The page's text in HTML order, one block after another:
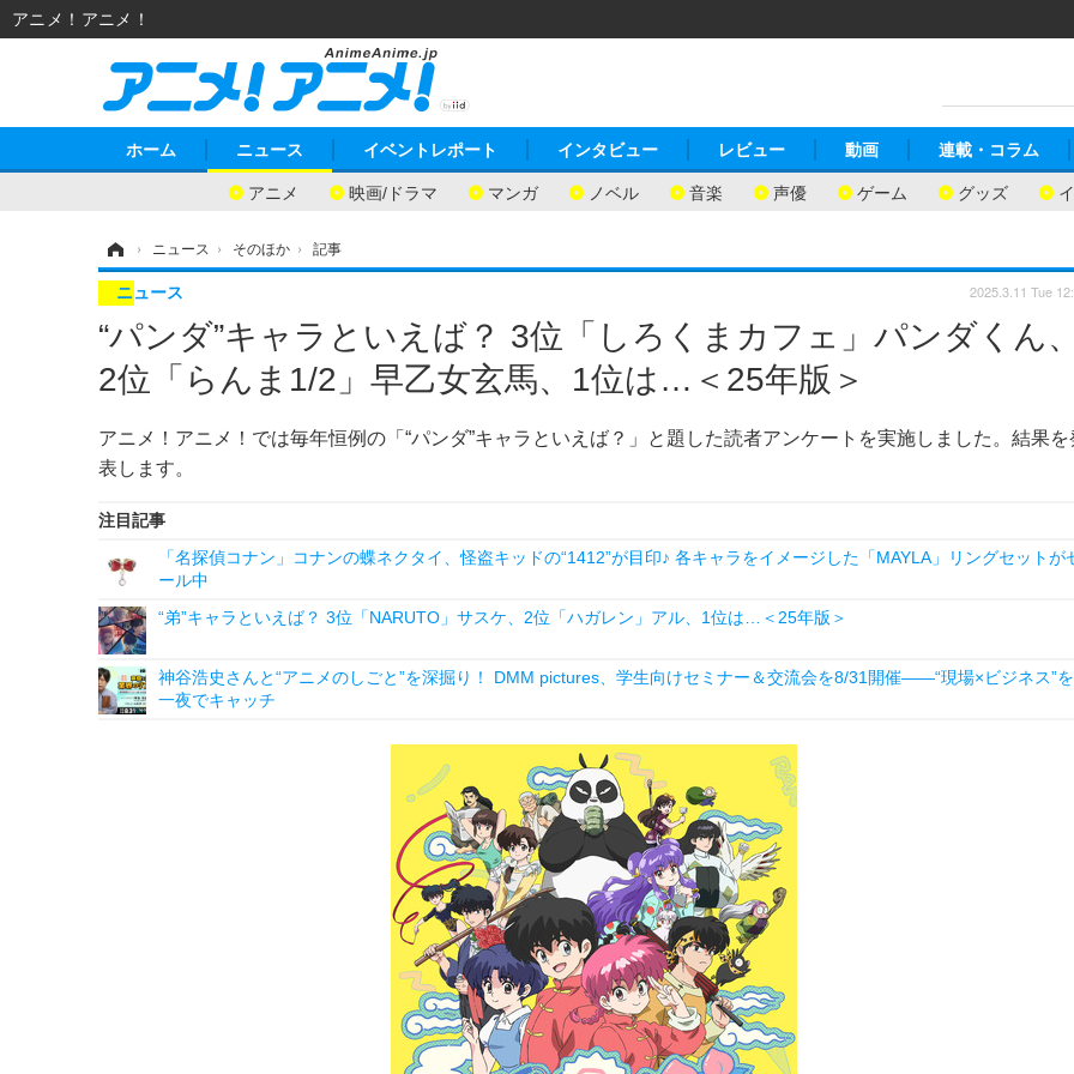
ホーム ニュース
アニメ 映画/ドラマ マンガ ノベル 音楽 声優 ゲーム グッズ
イベントレポート インタビュー レビュー 動画 連載・コラム
› ニュース › そのほか › 記事
“パンダ”キャラといえば？ 3位「しろくまカフェ」パンダくん
2位「らんま1/2」早乙女玄馬、1位は…＜25年版＞
アニメ！アニメ！では毎年恒例の「“パンダ”キャラといえば？」と題した読者アンケートを実施しました。結果を
表します。
ニュース 2025.3.11 Tue
注目記事
「名探偵コナン」コナンの蝶ネクタイ、怪盗キッドの“1412”が目印♪ 各キャラをイメージした「MAYLA」リングセットが
ール中
“弟”キャラといえば？ 3位「NARUTO」サスケ、2位「ハガレン」アル、1位は…＜25年版＞
神谷浩史さんと“アニメのしごと”を深掘り！ DMM pictures、学生向けセミナー＆交流会を8/31開催――“現場×ビジネス”を
一夜でキャッチ
アニメ！アニメ！